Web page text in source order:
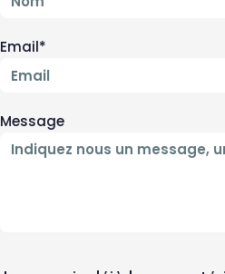
Email*
Message